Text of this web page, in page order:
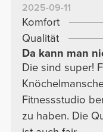
2025-09-11
Komfort
Qualität
Da kann man
Die sind super!
Fitnessstudio
zu haben. Die